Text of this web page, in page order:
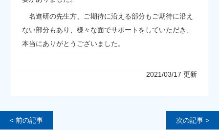
名進研の先生方、ご期待に沿える部分もご期待に沿え
ない部分もあり、様々な面でサポートをしていただき、
本当にありがとうございました。
2021/03/17 更新
< 前の記事 次の記事 >